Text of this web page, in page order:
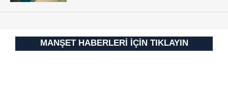
hazırlanmış Aydınlatma Metnimizi okumak ve sitemizde
MANŞET HABERLERİ İÇİN TIKLAYIN